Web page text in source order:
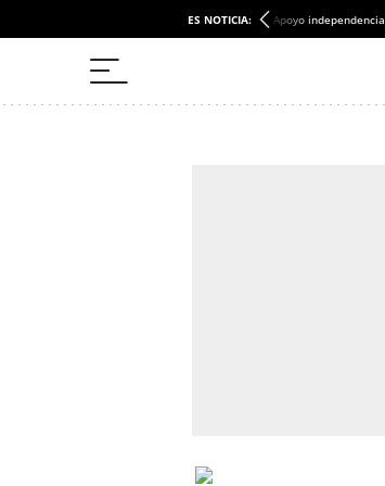
ES NOTICIA: Apoyo independencia